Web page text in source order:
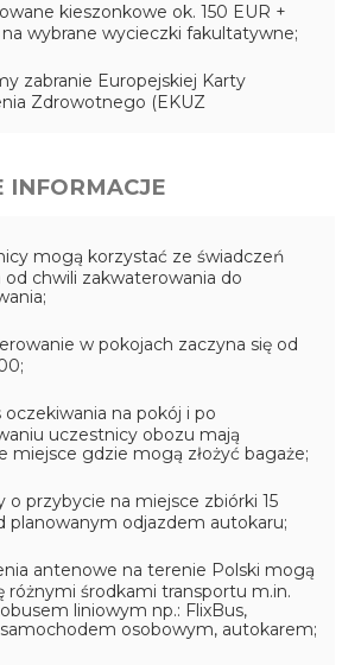
kieszonkowe ok. 150 EUR +
wybrane wycieczki fakultatywne;
zabranie Europejskiej Karty
Zdrowotnego (EKUZ
INFORMACJE
mogą korzystać ze świadczeń
chwili zakwaterowania do
w pokojach zaczyna się od
oczekiwania na pokój i po
uczestnicy obozu mają
miejsce gdzie mogą złożyć bagaże;
o przybycie na miejsce zbiórki 15
planowanym odjazdem autokaru;
antenowe na terenie Polski mogą
różnymi środkami transportu m.in.
liniowym np.: FlixBus,
osobowym, autokarem;